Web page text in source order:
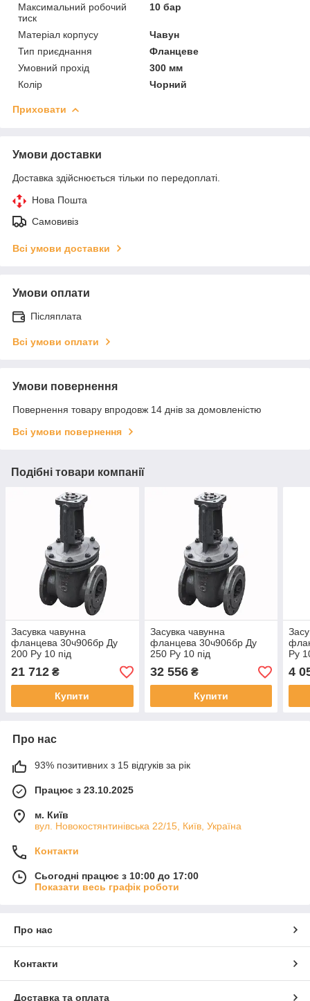
Максимальний робочий
тиск
10 бар
Матеріал корпусу
Чавун
Тип приєднання
Фланцеве
Умовний прохід
300 мм
Колір
Чорний
Приховати
Умови доставки
Доставка здійснюється тільки по передоплаті.
Нова Пошта
Самовивіз
Всі умови доставки
Умови оплати
Післяплата
Всі умови оплати
Умови повернення
Повернення товару впродовж 14 днів за домовленістю
Всі умови повернення
Подібні товари компанії
Засувка чавунна
фланцева 30ч906бр Ду
200 Ру 10 під
електропривод
21 712 ₴
Купити
Засувка чавунна
фланцева 30ч906бр Ду
250 Ру 10 під
електропривод
32 556₴
Купити
Ру
4
Про нас
93% позитивних з 15 відгуків за рік
Працює з 23.10.2025
м. Київ
вул. Новокостянтинівська 22/15, Київ, Україна
Контакти
Сьогодні працює з 10:00 до 17:00
Показати весь графік роботи
Про нас
Контакти
Доставка та оплата